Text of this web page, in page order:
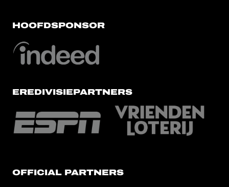
HOOFDSPONSOR
EREDIVISIEPARTNERS
OFFICIAL PARTNERS